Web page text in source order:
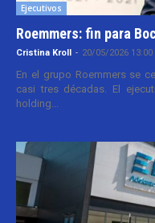
Ejecutivos
Roemmers: fin para
Cristina Kroll - 20/05/2026 13:00
En el grupo Roemmers se
casi tres décadas. El
holding...